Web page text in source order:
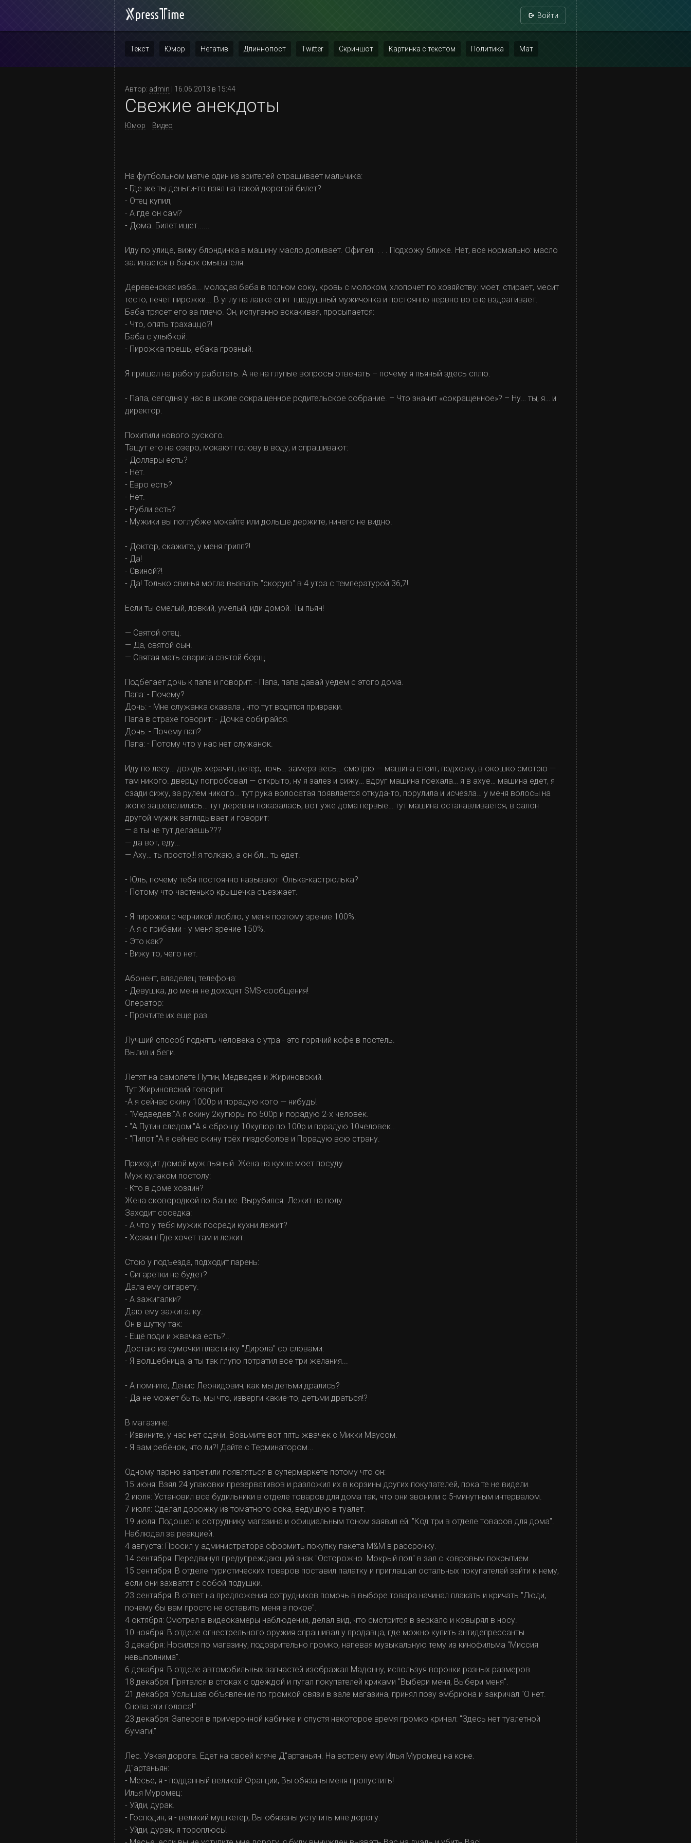
Войти
Текст Юмор Негатив Длиннопост Twitter Скриншот Картинка с текстом Политика Мат
Автор: admin | 16.06.2013 в 15:44
Свежие анекдоты
Юмор Видео
На футбольном матче один из зрителей спрашивает мальчика:
- Где же ты деньги-то взял на такой дорогой билет?
- Отец купил,
- А где он сам?
- Дома. Билет ищет......
Иду по улице, вижу блондинка в машину масло доливает. Офигел. . . . Подхожу ближе. Нет, все нормально: масло
заливается в бачок омывателя.
Деревенская изба... молодая баба в полном соку, кровь с молоком, хлопочет по хозяйству: моет, стирает, месит
тесто, печет пирожки... В углу на лавке спит тщедушный мужичонка и постоянно нервно во сне вздрагивает.
Баба трясет его за плечо. Он, испуганно вскакивая, просыпается:
- Что, опять трахаццо?!
Баба с улыбкой:
- Пирожка поешь, ебака грозный.
Я пришел на работу работать. А не на глупые вопросы отвечать – почему я пьяный здесь сплю.
- Папа, сегодня у нас в школе сокращенное родительское собрание. – Что значит «сокращенное»? – Ну… ты, я… и
директор.
Похитили нового руского.
Тащут его на озеро, мокают голову в воду, и спрашивают:
- Доллары есть?
- Нет.
- Евро есть?
- Нет.
- Рубли есть?
- Мужики вы поглубже мокайте или дольше держите, ничего не видно.
- Доктор, скажите, у меня грипп?!
- Да!
- Свиной?!
- Да! Только свинья могла вызвать "скорую" в 4 утра с температурой 36,7!
Если ты смелый, ловкий, умелый, иди домой. Ты пьян!
— Святой отец.
— Да, святой сын.
— Святая мать сварила святой борщ.
Подбегает дочь к папе и говорит: - Папа, папа давай уедем с этого дома.
Папа: - Почему?
Дочь: - Мне служанка сказала , что тут водятся призраки.
Папа в страхе говорит: - Дочка собирайся.
Дочь: - Почему пап?
Папа: - Потому что у нас нет служанок.
Иду по лесу… дождь херачит, ветер, ночь… замерз весь… смотрю — машина стоит, подхожу, в окошко смотрю —
там никого. дверцу попробовал — открыто, ну я залез и сижу… вдруг машина поехала… я в ахуе… машина едет, я
сзади сижу, за рулем никого… тут рука волосатая появляется откуда-то, порулила и исчезла… у меня волосы на
жопе зашевелились… тут деревня показалась, вот уже дома первые… тут машина останавливается, в салон
другой мужик заглядывает и говорит:
— а ты че тут делаешь???
— да вот, еду…
— Аху… ть просто!!! я толкаю, а он бл… ть едет.
- Юль, почему тебя постоянно называют Юлька-кастрюлька?
- Потому что частенько крышечка съезжает.
- Я пирожки с черникой люблю, у меня поэтому зрение 100%.
- А я с грибами - у меня зрение 150%.
- Это как?
- Вижу то, чего нет.
Абонент, владелец телефона:
- Девушка, до меня не доходят SMS-сообщения!
Оператор:
- Прочтите их еще раз.
Лучший способ поднять человека с утра - это горячий кофе в постель.
Вылил и беги.
Летят на самолёте Путин, Медведев и Жириновский.
Тут Жириновский говорит:
-А я сейчас скину 1000р и порадую кого — нибудь!
- "Медведев:"А я скину 2купюры по 500р и порадую 2-х человек.
- "А Путин следом:"А я сброшу 10купюр по 100р и порадую 10человек…
- "Пилот:"А я сейчас скину трёх пиздоболов и Порадую всю страну.
Приходит домой муж пьяный. Жена на кухне моет посуду.
Муж кулаком постолу:
- Кто в доме хозяин?
Жена сковородкой по башке. Вырубился. Лежит на полу.
Заходит соседка:
- А что у тебя мужик посреди кухни лежит?
- Хозяин! Где хочет там и лежит.
Стою у подъезда, подходит парень:
- Сигаретки не будет?
Дала ему сигарету.
- А зажигалки?
Даю ему зажигалку.
Он в шутку так:
- Ещё поди и жвачка есть?..
Достаю из сумочки пластинку "Дирола" со словами:
- Я волшебница, а ты так глупо потратил все три желания...
- А помните, Денис Леонидович, как мы детьми дрались?
- Да не может быть, мы что, изверги какие-то, детьми драться!?
В магазине:
- Извините, у нас нет сдачи. Возьмите вот пять жвачек с Микки Маусом.
- Я вам ребёнок, что ли?! Дайте с Терминатором...
Одному парню запретили появляться в супермаркете потому что он:
15 июня: Взял 24 упаковки презервативов и разложил их в корзины других покупателей, пока те не видели.
2 июля: Установил все будильники в отделе товаров для дома так, что они звонили с 5-минутным интервалом.
7 июля: Сделал дорожку из томатного сока, ведущую в туалет.
19 июля: Подошел к сотруднику магазина и официальным тоном заявил ей: "Код три в отделе товаров для дома".
Наблюдал за реакцией.
4 августа: Просил у администратора оформить покупку пакета M&M в рассрочку.
14 сентября: Передвинул предупреждающий знак "Осторожно. Мокрый пол" в зал с ковровым покрытием.
15 сентября: В отделе туристических товаров поставил палатку и приглашал остальных покупателей зайти к нему,
если они захватят с собой подушки.
23 сентября: В ответ на предложения сотрудников помочь в выборе товара начинал плакать и кричать "Люди,
почему бы вам просто не оставить меня в покое".
4 октября: Смотрел в видеокамеры наблюдения, делал вид, что смотрится в зеркало и ковырял в носу.
10 ноября: В отделе огнестрельного оружия спрашивал у продавца, где можно купить антидепрессанты.
3 декабря: Носился по магазину, подозрительно громко, напевая музыкальную тему из кинофильма "Миссия
невыполнима".
6 декабря: В отделе автомобильных запчастей изображал Мадонну, используя воронки разных размеров.
18 декабря: Прятался в стоках с одеждой и пугал покупателей криками "Выбери меня, Выбери меня".
21 декабря: Услышав объявление по громкой связи в зале магазина, принял позу эмбриона и закричал "О нет.
Снова эти голоса!"
23 декабря: Заперся в примерочной кабинке и спустя некоторое время громко кричал: "Здесь нет туалетной
бумаги!"
Лес. Узкая дорога. Едет на своей кляче Д"артаньян. На встречу ему Илья Муромец на коне.
Д"артаньян:
- Месье, я - подданный великой Франции, Вы обязаны меня пропустить!
Илья Муромец:
- Уйди, дурак.
- Господин, я - великий мушкетер, Вы обязаны уступить мне дорогу.
- Уйди, дурак, я тороплюсь!